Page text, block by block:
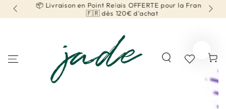
IGNORER LE
CONTENU
📦 Livraison en Point Relais OFFERTE pour la France
🇫🇷 dès 120€ d'achat
Panier